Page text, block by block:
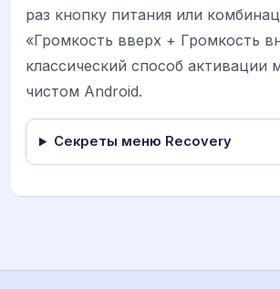
раз кнопку питания или
«Громкость вверх + Громкость
классический способ активации
чистом Android.
Секреты меню Recovery